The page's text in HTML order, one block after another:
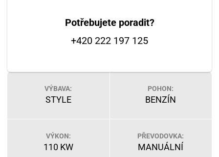
Potřebujete poradit?
+420 222 197 125
VÝBAVA:
STYLE
POHON:
BENZÍN
VÝKON:
110 KW
PŘEVODOVKA:
MANUÁLNÍ